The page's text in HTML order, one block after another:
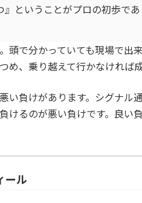
』ということがプロの初歩であ
頭で分かっていても現場で出
め、乗り越えて行かなければ
い負けがあります。シグナル
けるのが悪い負けです。良い
ール